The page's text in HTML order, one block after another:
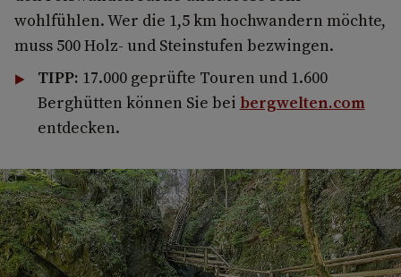
wohlfühlen. Wer die 1,5 km hochwandern möchte,
muss 500 Holz- und Steinstufen bezwingen.
TIPP: 17.000 geprüfte Touren und 1.600
Berghütten können Sie bei bergwelten.com
entdecken.